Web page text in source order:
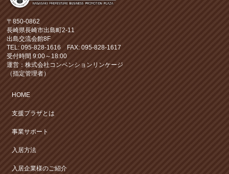
〒850-0862
長崎県長崎市出島町2-11
出島交流会館8F
TEL: 095-828-1616 FAX: 095-828-1617
受付時間 9:00～18:00
運営：株式会社コンベンションリンケージ
（指定管理者）
HOME
支援プラザとは
事業サポート
入居方法
入居企業様のご紹介